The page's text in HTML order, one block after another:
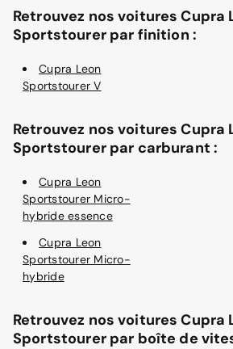
Retrouvez nos voitures Cupra
Sportstourer par finition :
Cupra Leon
Sportstourer V
Retrouvez nos voitures Cupra
Sportstourer par carburant :
Cupra Leon
Sportstourer Micro-
hybride essence
Cupra Leon
Sportstourer Micro-
hybride
Retrouvez nos voitures Cupra
Sportstourer par boîte de